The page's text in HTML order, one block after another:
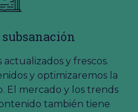
y frescos.
y optimizaremos la
El mercado y los trends
también tiene